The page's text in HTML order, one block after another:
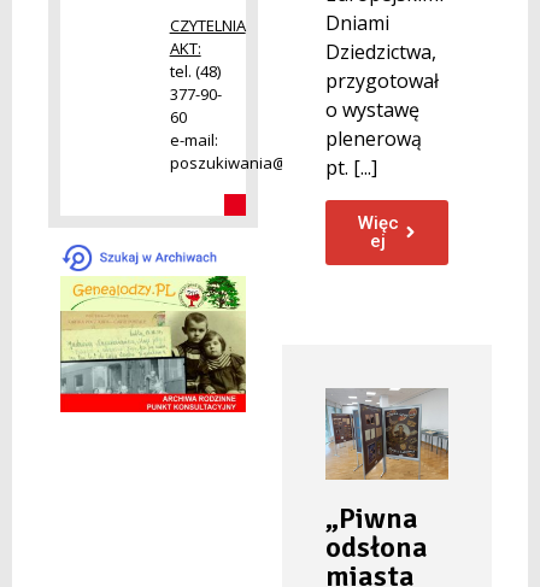
CZYTELNIA
AKT:
tel. (48)
377-90-
60
e-mail:
poszukiwania@radom.archiwa.gov.pl
Dniami
Dziedzictwa,
przygotował
o wystawę
plenerową
pt. [...]
Więc
ej
„Piwna
odsłona
miasta